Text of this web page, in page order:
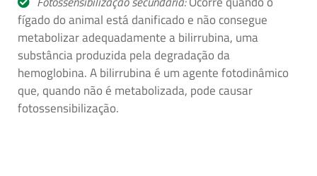
fígado do animal está danificado e não consegue
metabolizar adequadamente a bilirrubina, uma
substância produzida pela degradação da
hemoglobina. A bilirrubina é um agente fotodinâmico
que, quando não é metabolizada, pode causar
fotossensibilização.